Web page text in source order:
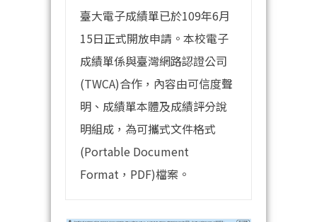
臺大電子成績單已於109年6月
15日正式開放申請。本校電子
成績單係與臺灣網路認證公司
(TWCA)合作，內容由可信度聲
明、成績單本體及成績評分說
明組成，為可攜式文件格式
(Portable Document
Format，PDF)檔案。